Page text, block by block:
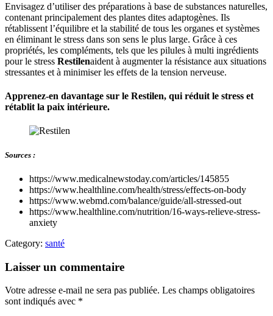
Envisagez d’utiliser des préparations à base de substances naturelles,
contenant principalement des plantes dites adaptogènes. Ils
rétablissent l’équilibre et la stabilité de tous les organes et systèmes
en éliminant le stress dans son sens le plus large. Grâce à ces
propriétés, les compléments, tels que les pilules à multi ingrédients
pour le stress Restilenaident à augmenter la résistance aux situations
stressantes et à minimiser les effets de la tension nerveuse.
Apprenez-en davantage sur le Restilen, qui réduit le stress et
rétablit la paix intérieure.
Sources :
https://www.medicalnewstoday.com/articles/145855
https://www.healthline.com/health/stress/effects-on-body
https://www.webmd.com/balance/guide/all-stressed-out
https://www.healthline.com/nutrition/16-ways-relieve-stress-
anxiety
Category: santé
Laisser un commentaire
Votre adresse e-mail ne sera pas publiée. Les champs obligatoires
sont indiqués avec *